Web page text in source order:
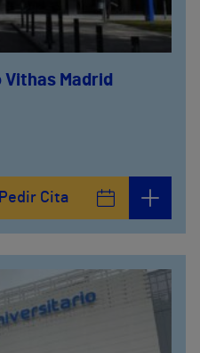
Madrid
Pedir Cita